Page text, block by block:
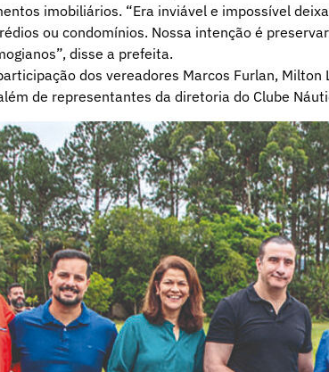
imobiliários. “Era inviável e impossível
ou condomínios. Nossa intenção é
disse a prefeita.
dos vereadores Marcos Furlan, Milton
de representantes da diretoria do Clube